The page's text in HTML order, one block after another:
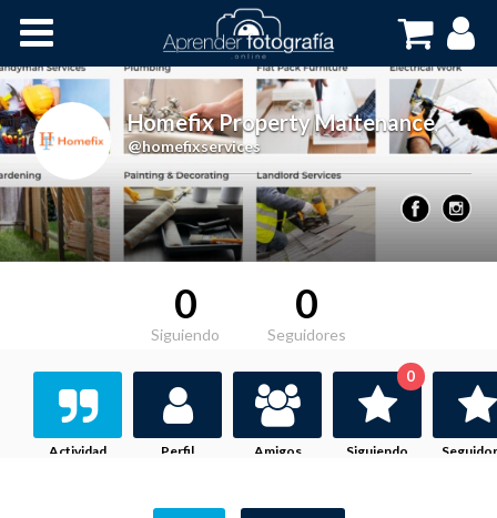
Cursos OnLine
Homefix Property Maitenance,
@homefixservices
0
Siguiendo
0
Seguidores
Actividad Perfil Amigos Siguiendo
0